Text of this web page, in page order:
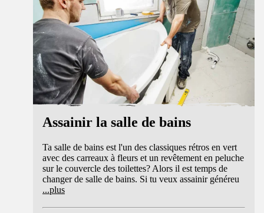
Assainir la salle de bains
Ta salle de bains est l'un des classiques rétros en vert
avec des carreaux à fleurs et un revêtement en peluche
sur le couvercle des toilettes? Alors il est temps de
changer de salle de bains. Si tu veux assainir généreu
...plus